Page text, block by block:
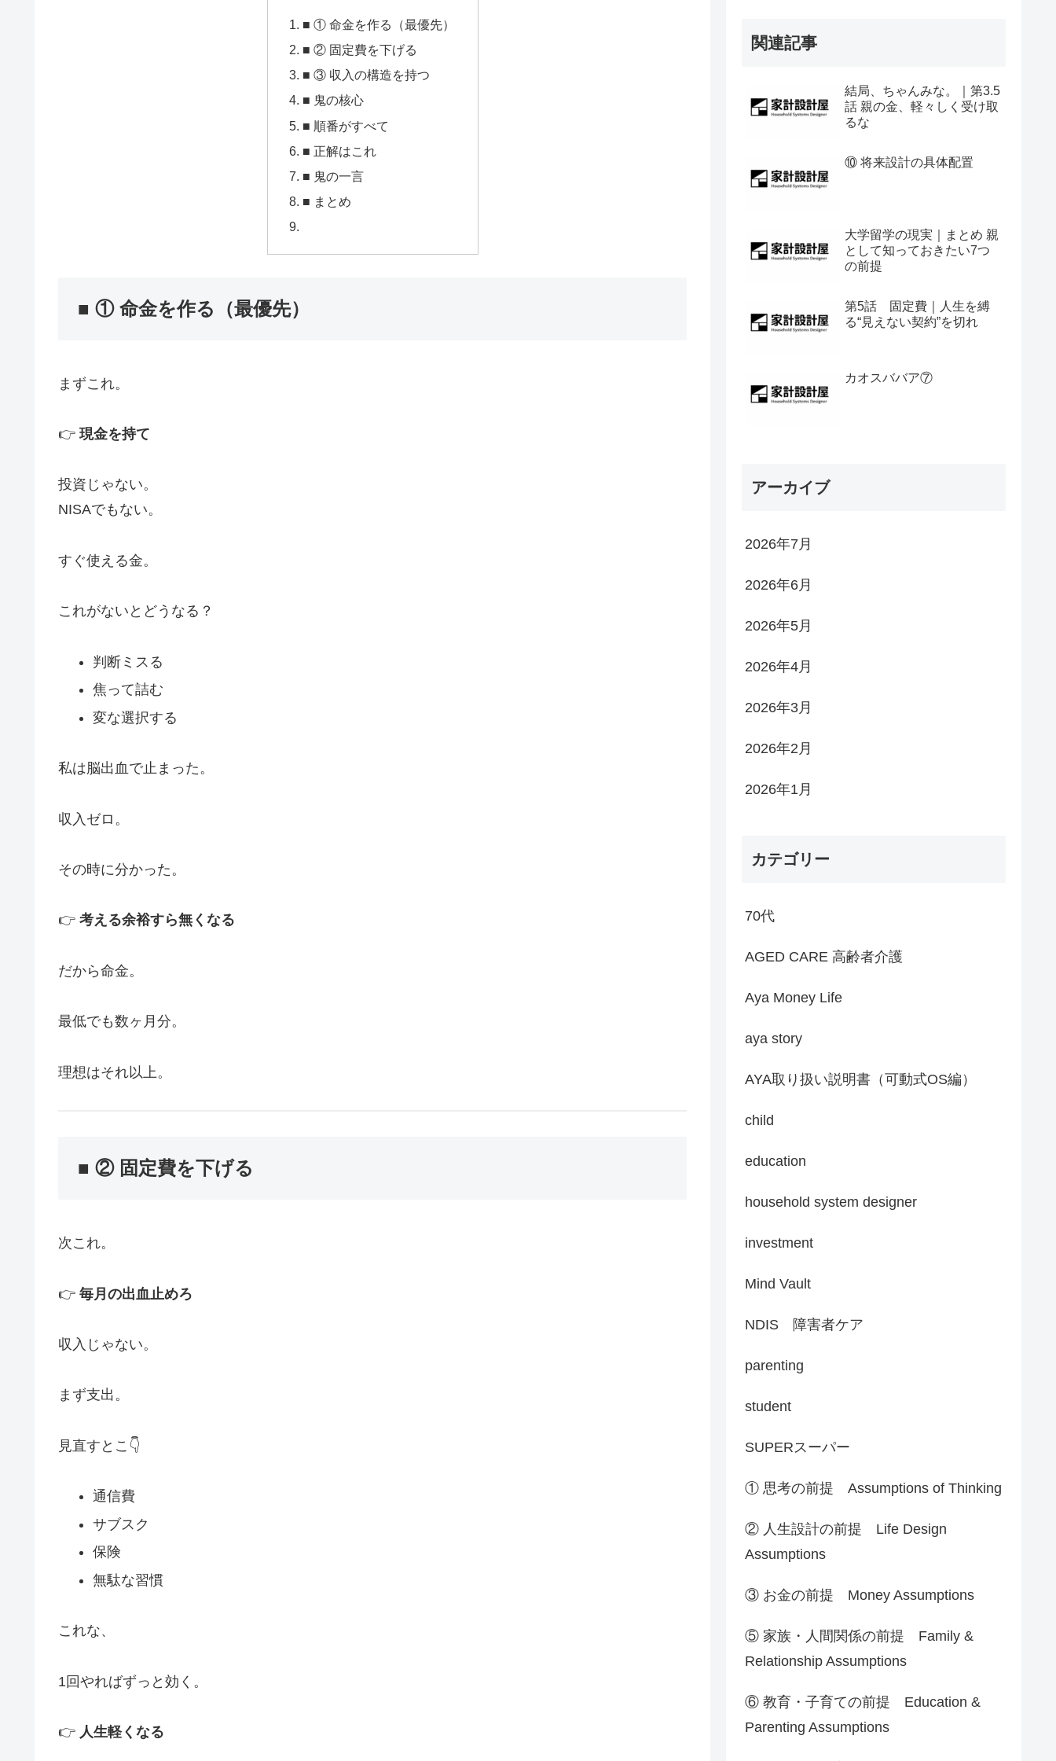
■ ① 命金を作る（最優先）
■ ② 固定費を下げる
■ ③ 収入の構造を持つ
■ 鬼の核心
■ 順番がすべて
■ 正解はこれ
■ 鬼の一言
■ まとめ
■ ① 命金を作る（最優先）
まずこれ。
👉 現金を持て
投資じゃない。
NISAでもない。
すぐ使える金。
これがないとどうなる？
判断ミスる
焦って詰む
変な選択する
私は脳出血で止まった。
収入ゼロ。
その時に分かった。
👉 考える余裕すら無くなる
だから命金。
最低でも数ヶ月分。
理想はそれ以上。
■ ② 固定費を下げる
次これ。
👉 毎月の出血止めろ
収入じゃない。
まず支出。
見直すとこ👇
通信費
サブスク
保険
無駄な習慣
これな、
1回やればずっと効く。
👉 人生軽くなる
関連記事
結局、ちゃんみな。｜第3.5
話 親の金、軽々しく受け取
るな
⑩ 将来設計の具体配置
大学留学の現実｜まとめ 親
として知っておきたい7つ
の前提
第5話 固定費｜人生を縛
る“見えない契約”を切れ
カオスババア⑦
アーカイブ
2026年7月
2026年6月
2026年5月
2026年4月
2026年3月
2026年2月
2026年1月
カテゴリー
70代
AGED CARE 高齢者介護
Aya Money Life
aya story
AYA取り扱い説明書（可動式OS編）
child
education
household system designer
investment
Mind Vault
NDIS 障害者ケア
parenting
student
SUPERスーパー
① 思考の前提 Assumptions of Thinking
② 人生設計の前提 Life Design
Assumptions
③ お金の前提 Money Assumptions
⑤ 家族・人間関係の前提 Family &
Relationship Assumptions
⑥ 教育・子育ての前提 Education &
Parenting Assumptions